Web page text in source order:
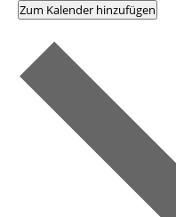
Zum Kalender hinzufügen